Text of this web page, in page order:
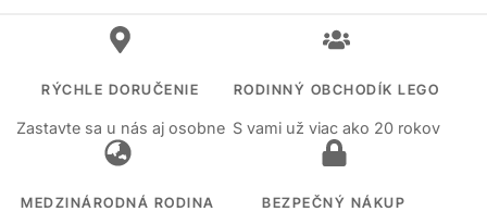
RÝCHLE DORUČENIE
Zastavte sa u nás aj osobne
RODINNÝ OBCHODÍK LEGO
S vami už viac ako 20 rokov
MEDZINÁRODNÁ RODINA BEZPEČNÝ NÁKUP